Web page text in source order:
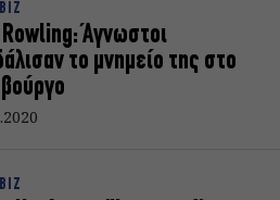
Άγνωστοι
το μνημείο της στο